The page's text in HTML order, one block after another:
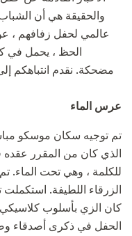
والحقيقة هي أن الشباب
عالمي لحفل زفافهم ،
الحظ ، يحمل في
مضحكة. نقدم انتباهكم
عرس الماء
تم توجيه سكان موسكو
الذي كان من المقرر عقده
للكلمة ، وهي تحت الماء.
الزرقاء اللطيفة.
كان الزي بأسلوب
الحفل في ذكرى أصدقاء